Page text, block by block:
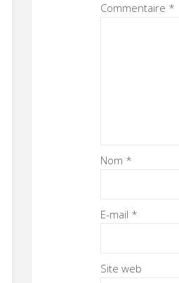
Commentaire *
Nom *
E-mail *
Site web